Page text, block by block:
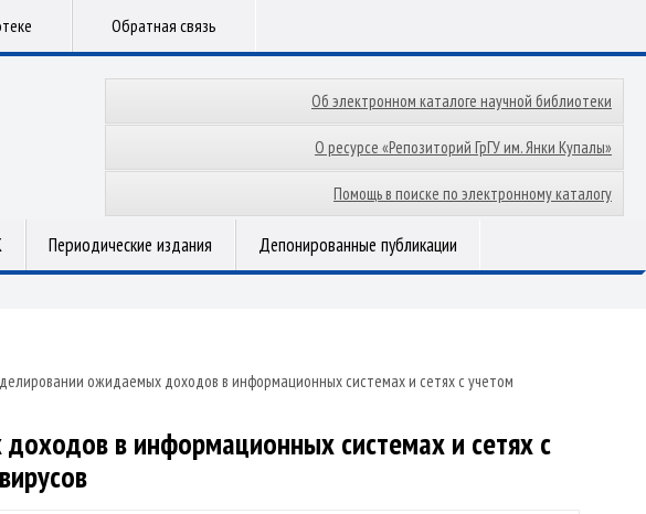
Обратная связь
Об электронном каталоге научной библиотеки
О ресурсе «Репозиторий ГрГУ им. Янки Купалы»
Помощь в поиске по электронному каталогу
Периодические издания Депонированные публикации
ожидаемых доходов в информационных системах и сетях с учетом
в информационных системах и сетях с